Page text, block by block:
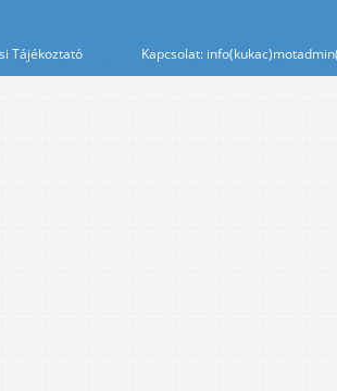
Tájékoztató Kapcsolat: